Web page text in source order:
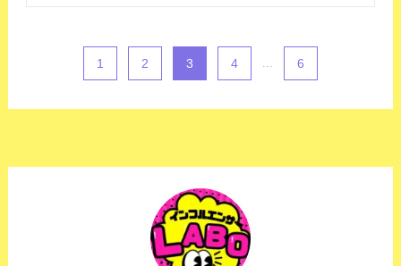
1 2 3 4 6